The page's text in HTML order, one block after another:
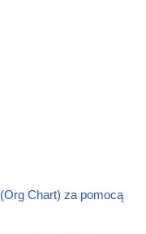
Chart) za pomocą